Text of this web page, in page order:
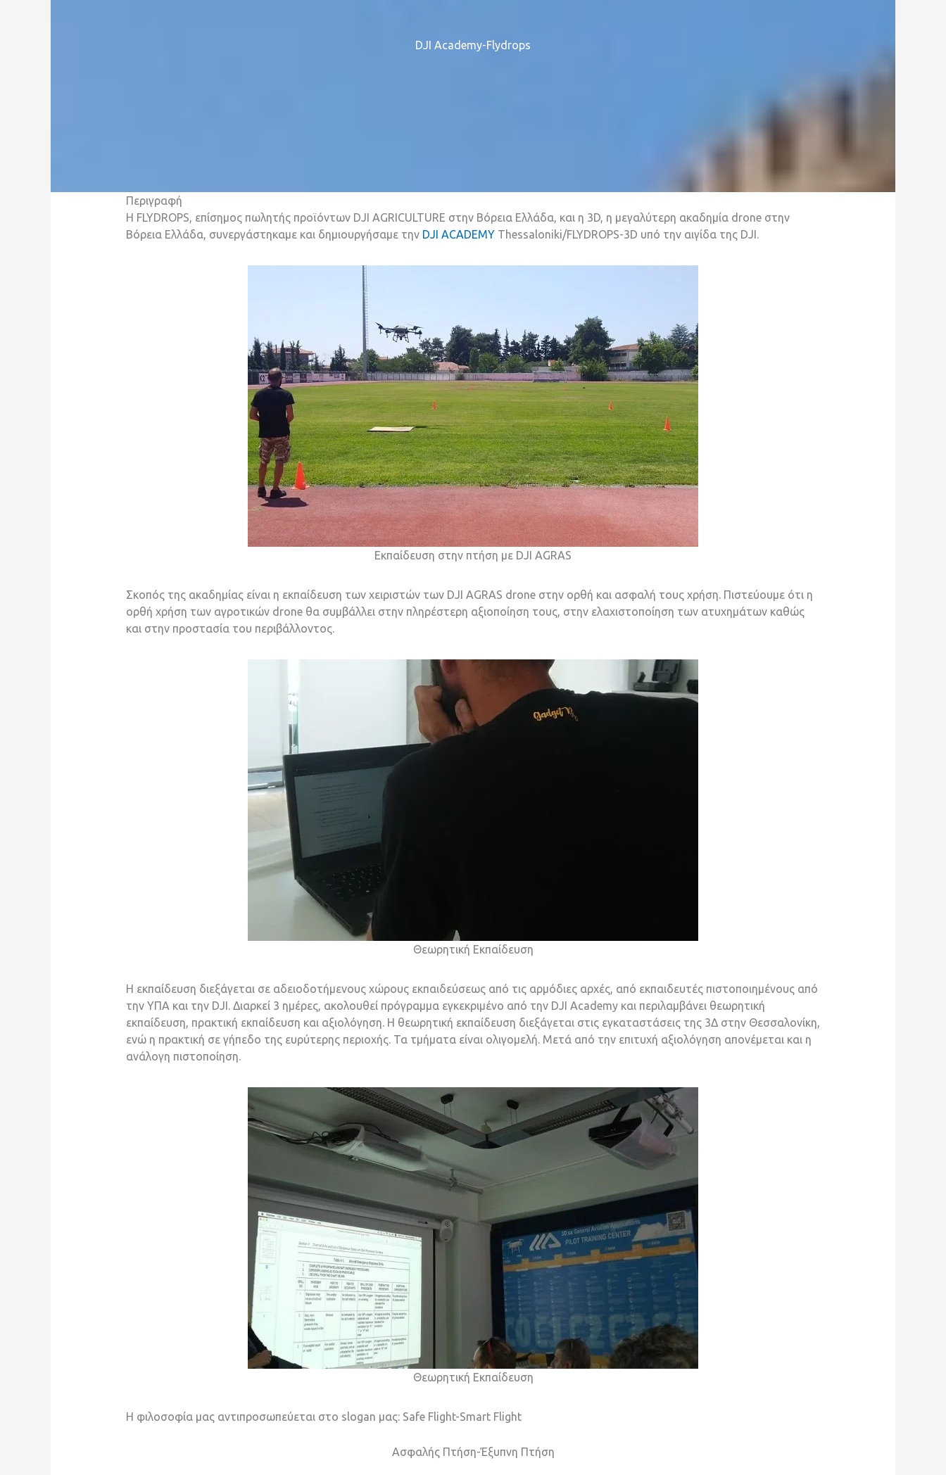
DJI Academy-Flydrops
Περιγραφή
H FLYDROPS, επίσημος πωλητής προϊόντων DJI AGRICULTURE στην Βόρεια Ελλάδα, και η 3D, η μεγαλύτερη ακαδημία drone στην
Βόρεια Ελλάδα, συνεργάστηκαμε και δημιουργήσαμε την DJI ACADEMYThessaloniki/FLYDROPS-3D υπό την αιγίδα της DJI.
Εκπαίδευση στην πτήση με DJI AGRAS
Σκοπός της ακαδημίας είναι η εκπαίδευση των χειριστών των DJI AGRAS drone στην ορθή και ασφαλή τους χρήση. Πιστεύουμε ότι η
ορθή χρήση των αγροτικών drone θα συμβάλλει στην πληρέστερη αξιοποίηση τους, στην ελαχιστοποίηση των ατυχημάτων καθώς
και στην προστασία του περιβάλλοντος.
Θεωρητική Εκπαίδευση
Η εκπαίδευση διεξάγεται σε αδειοδοτήμενους χώρους εκπαιδεύσεως από τις αρμόδιες αρχές, από εκπαιδευτές πιστοποιημένους από
την ΥΠΑ και την DJI. Διαρκεί 3 ημέρες, ακολουθεί πρόγραμμα εγκεκριμένο από την DJI Academy και περιλαμβάνει θεωρητική
εκπαίδευση, πρακτική εκπαίδευση και αξιολόγηση. Η θεωρητική εκπαίδευση διεξάγεται στις εγκαταστάσεις της 3Δ στην Θεσσαλονίκη,
ενώ η πρακτική σε γήπεδο της ευρύτερης περιοχής. Τα τμήματα είναι ολιγομελή. Μετά από την επιτυχή αξιολόγηση απονέμεται και η
ανάλογη πιστοποίηση.
Θεωρητική Εκπαίδευση
Η φιλοσοφία μας αντιπροσωπεύεται στο slogan μας: Safe Flight-Smart Flight
Ασφαλής Πτήση-Έξυπνη Πτήση